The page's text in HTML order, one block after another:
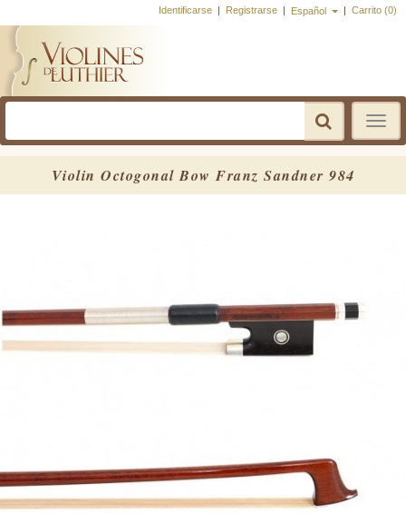
Identificarse | Registrarse | Español | Carrito (0)
Toggle
Violin Octogonal Bow Franz Sandner 984